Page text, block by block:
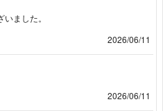
ました。
2026/06/11
2026/06/11